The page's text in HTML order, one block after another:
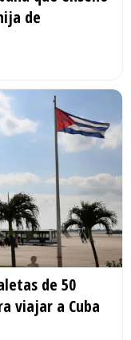
de
de 50
viajar a Cuba